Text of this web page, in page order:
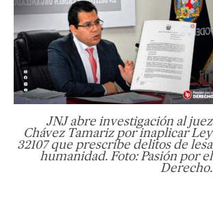
JNJ abre investigación al juez
Chávez Tamariz por inaplicar Ley
32107 que prescribe delitos de lesa
humanidad. Foto: Pasión por el
Derecho.